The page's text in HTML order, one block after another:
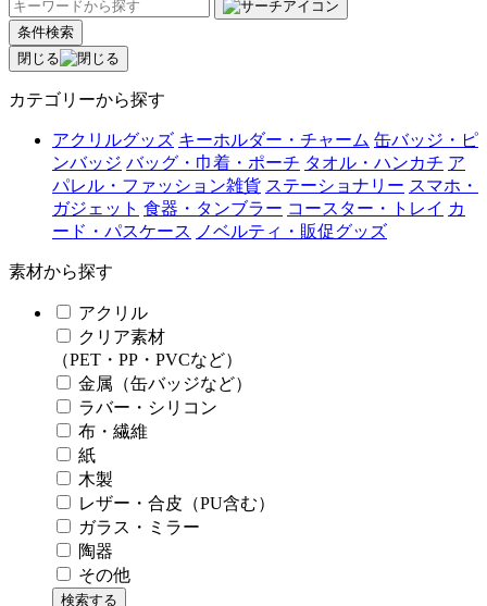
条件検索
閉じる
カテゴリーから探す
アクリルグッズ キーホルダー・チャーム 缶バッジ・ピ
ンバッジ バッグ・巾着・ポーチ タオル・ハンカチ ア
パレル・ファッション雑貨 ステーショナリー スマホ・
ガジェット 食器・タンブラー コースター・トレイ カ
ード・パスケース ノベルティ・販促グッズ
素材から探す
アクリル
クリア素材
（PET・PP・PVCなど）
金属（缶バッジなど）
ラバー・シリコン
布・繊維
紙
木製
レザー・合皮（PU含む）
ガラス・ミラー
陶器
その他